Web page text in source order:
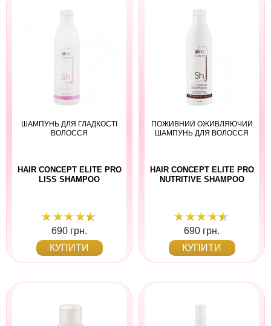
ШАМПУНЬ ДЛЯ ГЛАДКОСТІ
ВОЛОССЯ
HAIR CONCEPT ELITE PRO
LISS SHAMPOO
690 грн.
КУПИТИ
ПОЖИВНИЙ ОЖИВЛЯЮЧИЙ
ШАМПУНЬ ДЛЯ ВОЛОССЯ
HAIR CONCEPT ELITE PRO
NUTRITIVE SHAMPOO
690 грн.
КУПИТИ